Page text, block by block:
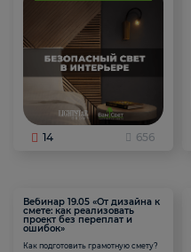
14 656
Вебинар 19.05 «От дизайна к
смете: как реализовать
проект без переплат и
ошибок»
Как подготовить грамотную смету?